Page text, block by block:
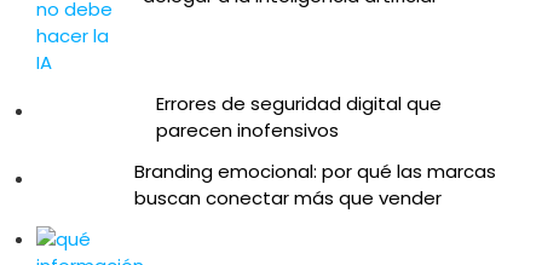
Errores de seguridad digital que
parecen inofensivos
Branding emocional: por qué las marcas
buscan conectar más que vender